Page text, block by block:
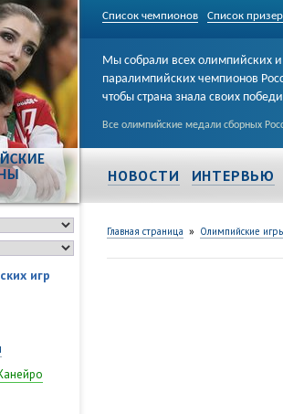
Список чемпионов Список
Мы собрали всех олимпийских и
паралимпийских чемпионов
чтобы страна знала своих
Все олимпийские медали сборных
НОВОСТИ ИНТЕРВЬЮ
игр
Главная страница » Олимпийские